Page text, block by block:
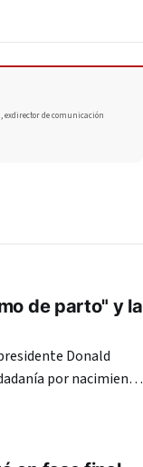
exdirector de comunicación
de parto" y la
Donald
por nacimiento
pese al